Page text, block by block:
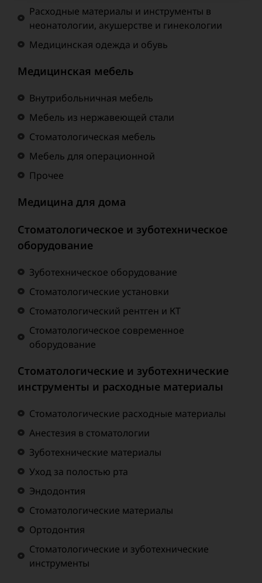
Расходные материалы и инструменты в
неонатологии, акушерстве и гинекологии
Медицинская одежда и обувь
Медицинская мебель
Внутрибольничная мебель
Мебель из нержавеющей стали
Стоматологическая мебель
Мебель для операционной
Прочее
Медицина для дома
Стоматологическое и зуботехническое
оборудование
Зуботехническое оборудование
Стоматологические установки
Стоматологический рентген и КТ
Стоматологическое современное
оборудование
Стоматологические и зуботехнические
инструменты и расходные материалы
Стоматологические расходные материалы
Анестезия в стоматологии
Зуботехнические материалы
Уход за полостью рта
Эндодонтия
Стоматологические материалы
Ортодонтия
Стоматологические и зуботехнические
инструменты